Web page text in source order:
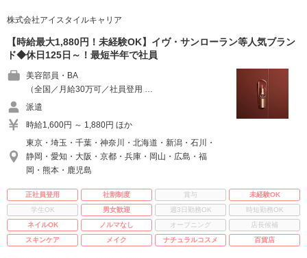
株式会社アイスタイルキャリア
【時給最大1,880円！未経験OK】イヴ・サンローラン等人気ブラン
ド◆休日125日～！最短半年で社員
美容部員・BA
（全国／月給30万可／社員登用 …
派遣
時給1,600円 ～ 1,880円 ほか
東京・埼玉・千葉・神奈川・北海道・新潟・石川・
静岡・愛知・大阪・京都・兵庫・岡山・広島・福
岡・熊本・鹿児島
正社員登用 社割制度 賞与
未経験OK
学生OK
男女歓迎 週3日勤務OK
時短勤務OK
ネイルOK
ノルマなし オープニング
店長候補
スキンケア
メイク ナチュラルコスメ 百貨店